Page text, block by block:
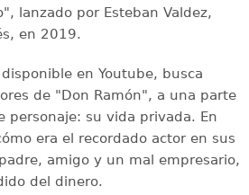
lanzado por Esteban Valdez,
en 2019.
en Youtube, busca
de "Don Ramón", a una parte
personaje: su vida privada. En
era el recordado actor en sus
amigo y un mal empresario,
del dinero.